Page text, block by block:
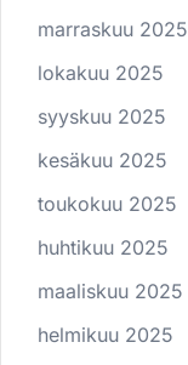
marraskuu 2025
lokakuu 2025
syyskuu 2025
kesäkuu 2025
toukokuu 2025
huhtikuu 2025
maaliskuu 2025
helmikuu 2025